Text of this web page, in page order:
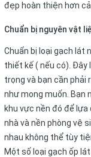
đẹp hoàn thiện hơn cả.
Chuẩn bị nguyên vật
Chuẩn bị loại gạch lát
thiết kế ( nếu có).
trọng và bạn cần phải
như mong muốn. Bạn
khu vực nền đó để lựa
nhà và nền phòng vệ
nhau không thể tùy
Một số loại gạch ốp